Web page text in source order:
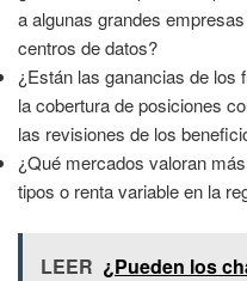
a algunas grandes
centros de datos?
¿Están las ganancias de los
la cobertura de posiciones
las revisiones de los
¿Qué mercados valoran
tipos o renta variable en la
LEER ¿Pueden los